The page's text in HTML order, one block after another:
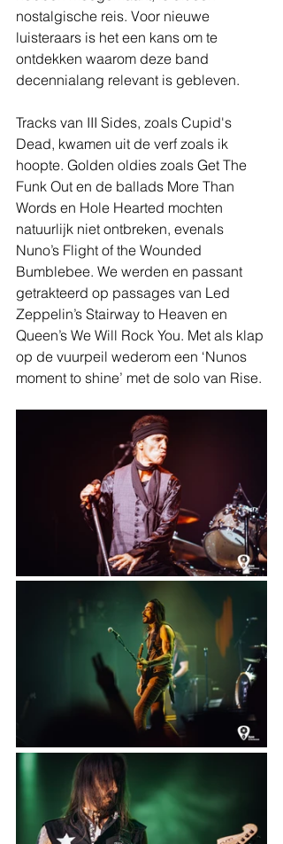
nostalgische reis. Voor nieuwe
luisteraars is het een kans om te
ontdekken waarom deze band
decennialang relevant is gebleven.
Tracks van III Sides, zoals Cupid's
Dead, kwamen uit de verf zoals ik
hoopte. Golden oldies zoals Get The
Funk Out en de ballads More Than
Words en Hole Hearted mochten
natuurlijk niet ontbreken, evenals
Nuno’s Flight of the Wounded
Bumblebee. We werden en passant
getrakteerd op passages van Led
Zeppelin’s Stairway to Heaven en
Queen’s We Will Rock You. Met als klap
op de vuurpeil wederom een ‘Nunos
moment to shine’ met de solo van Rise.